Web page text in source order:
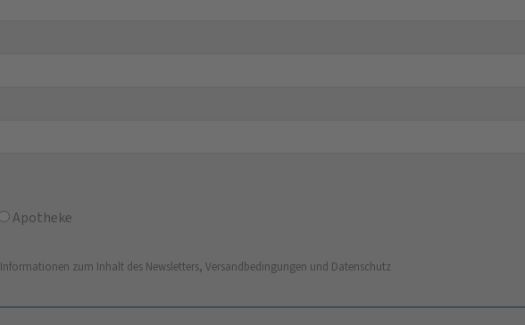
Apotheke
Informationen zum Inhalt des Newsletters, Versandbedingungen und Datenschutz